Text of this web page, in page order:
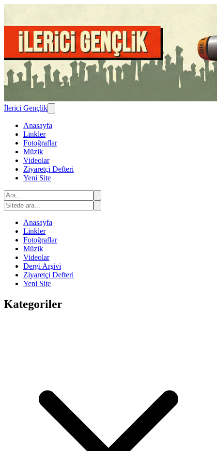
İlerici Gençlik
Anasayfa
Linkler
Fotoğraflar
Müzik
Videolar
Ziyaretçi Defteri
Yeni Site
Anasayfa
Linkler
Fotoğraflar
Müzik
Videolar
Dergi Arşivi
Ziyaretçi Defteri
Yeni Site
Kategoriler